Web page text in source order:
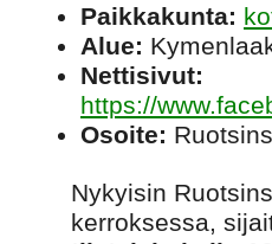
Paikkakunta:
Alue:
Nettisivut:
https://
Osoite:
Nykyisin
kerroksessa,